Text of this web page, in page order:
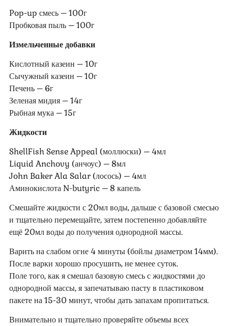
Pop-up смесь – 100г
Пробковая пыль – 100г
Измельченные добавки
Кислотный казеин – 10г
Сычужный казеин – 10г
Печень – 6г
Зеленая мидия – 14г
Рыбная мука – 15г
Жидкости
ShellFish Sense Appeal (моллюски) – 4мл
Liquid Anchovy (анчоус) – 8мл
John Baker Ala Salar (лосось) – 4мл
Аминокислота N-butyric – 8 капель
Смешайте жидкости с 20мл воды, дальше с базовой смесью
и тщательно перемещайте, затем постепенно добавляйте
ещё 20мл воды до получения однородной массы.
Варить на слабом огне 4 минуты (бойлы диаметром 14мм).
После варки хорошо просушить, не менее суток.
Поле того, как я смешал базовую смесь с жидкостями до
однородной массы, я запечатываю пасту в пластиковом
пакете на 15-30 минут, чтобы дать запахам пропитаться.
Внимательно и тщательно проверяйте объемы всех